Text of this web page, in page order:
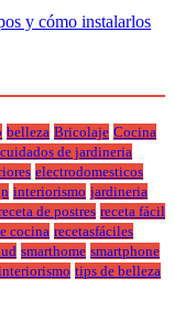
y cómo instalarlos
belleza Bricolaje Cocina
cuidados de jardineria
electrodomesticos
interiorismo jardineria
de postres receta fácil
cocina recetasfáciles
smarthome smartphone
tips de belleza